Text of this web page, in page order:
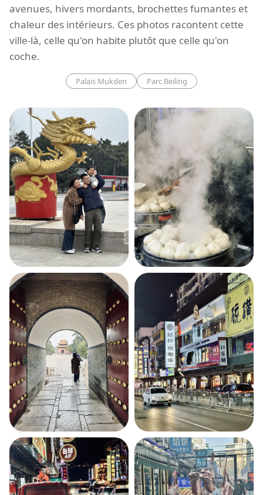
avenues, hivers mordants, brochettes fumantes et
chaleur des intérieurs. Ces photos racontent cette
ville-là, celle qu'on habite plutôt que celle qu'on
coche.
Palais Mukden Parc Beiling